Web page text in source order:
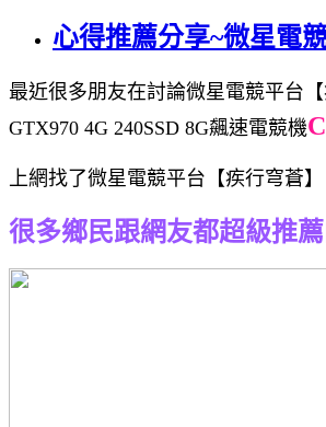
心得推薦分享~微星電
最近很多朋友在討論微星電競平台
GTX970 4G 240SSD 8G飆速電競機
上網找了微星電競平台【疾行穹蒼
很多鄉民跟網友都超級推